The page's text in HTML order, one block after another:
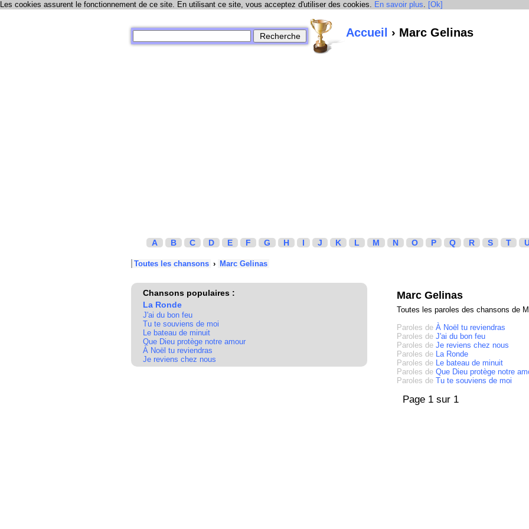
Les cookies assurent le fonctionnement de ce site. En utilisant ce site, vous acceptez d'utiliser des cookies. En savoir plus. [Ok]
Accueil › Marc Gelinas
A B C D E F G H I J K L M N O P Q R S T
Toutes les chansons › Marc Gelinas
Chansons populaires :
La Ronde
J'ai du bon feu
Tu te souviens de moi
Le bateau de minuit
Que Dieu protège notre amour
À Noël tu reviendras
Je reviens chez nous
Marc Gelinas
Toutes les paroles des chansons de
Paroles de À Noël tu reviendras
Paroles de J'ai du bon feu
Paroles de Je reviens chez nous
Paroles de La Ronde
Paroles de Le bateau de minuit
Paroles de Que Dieu protège notre
Paroles de Tu te souviens de moi
Page 1 sur 1